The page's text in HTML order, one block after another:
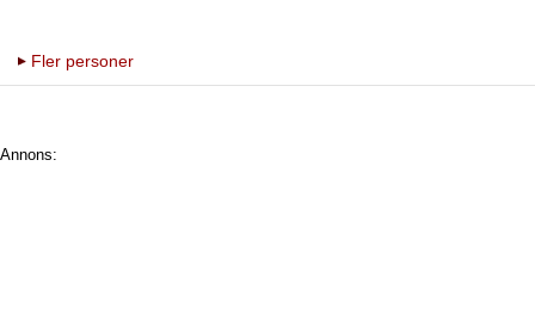
Fler personer
Annons: